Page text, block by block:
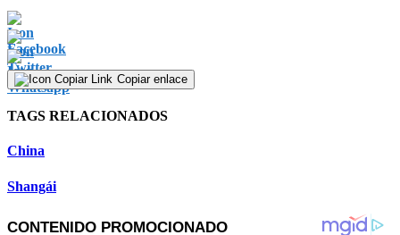
Copiar enlace
TAGS RELACIONADOS
China
Shangái